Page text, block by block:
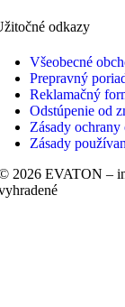
odkazy
Všeobecné
Prepravný
Reklamačný
Odstúpenie od
Zásady
Zásady
2026 EVATON –